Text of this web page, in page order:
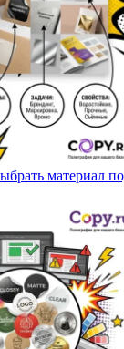
материал